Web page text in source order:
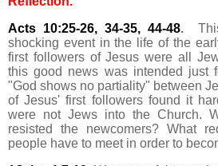
Acts 10:25-26, 34-35, 44-48.
shocking event in the life of the
first followers of Jesus were all
this good news was intended just
"God shows no partiality" between
of Jesus' first followers found it
were not Jews into the Church.
resisted the newcomers? What
people have to meet in order to